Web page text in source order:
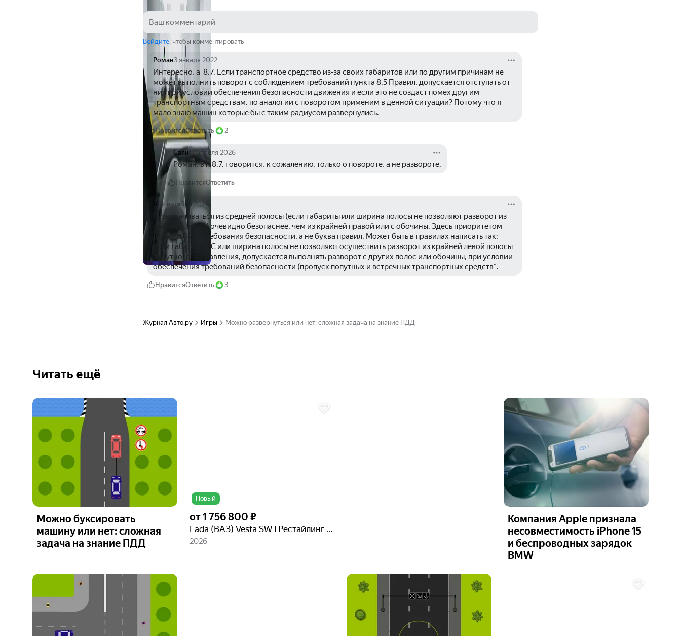
Войдите, чтобы комментировать
Роман3 января 2022
Интересно, а  8.7. Если транспортное средство из-за своих габаритов или по другим причинам не
может выполнить поворот с соблюдением требований пункта 8.5 Правил, допускается отступать от
них при условии обеспечения безопасности движения и если это не создаст помех другим
транспортным средствам. по аналогии с поворотом применим в денной ситуации? Потому что я
мало знаю машин которые бы с таким радиусом развернулись.
НравитсяОтветить 2
Саян 17 апреля 2026
Роман, в п.8.7. говорится, к сожалению, только о повороте, а не развороте.
НравитсяОтветить
V 8 сентября 2024
Разворачиваться из средней полосы (если габариты или ширина полосы не позволяют разворот из
крайней левой) очевидно безопаснее, чем из крайней правой или с обочины. Здесь приоритетом
должны быть требования безопасности, а не буква правил. Может быть в правилах написать так:
если габариты ТС или ширина полосы не позволяют осуществить разворот из крайней левой полосы
попутного направления, допускается выполнять разворот с других полос или обочины, при условии
обеспечения требований безопасности (пропуск попутных и встречных транспортных средств".
НравитсяОтветить 3
Журнал Авто.ру Игры Можно развернуться или нет: сложная задача на знание ПДД
Читать ещё
Можно буксировать
машину или нет: сложная
задача на знание ПДД
Новый
от1 756 800 ₽
Lada (ВАЗ) Vesta SW I Рестайлинг (NG)
2026
Компания Apple признала
несовместимость iPhone 15
и беспроводных зарядок
BMW